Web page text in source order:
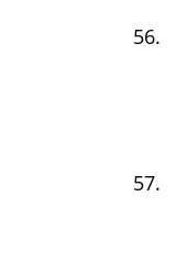
56.
57.